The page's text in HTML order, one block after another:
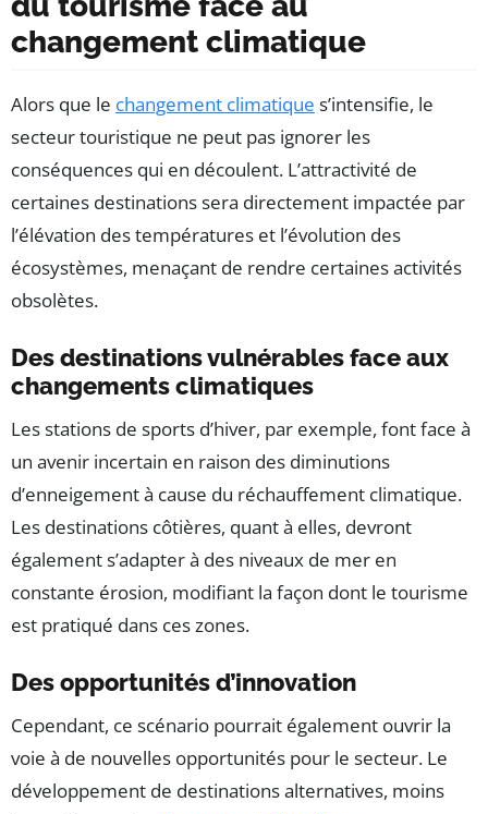
changement climatique
Alors que le changement climatique s’intensifie, le
secteur touristique ne peut pas ignorer les
conséquences qui en découlent. L’attractivité de
certaines destinations sera directement impactée par
l’élévation des températures et l’évolution des
écosystèmes, menaçant de rendre certaines activités
obsolètes.
Des destinations vulnérables face aux
changements climatiques
Les stations de sports d’hiver, par exemple, font face à
un avenir incertain en raison des diminutions
d’enneigement à cause du réchauffement climatique.
Les destinations côtières, quant à elles, devront
également s’adapter à des niveaux de mer en
constante érosion, modifiant la façon dont le tourisme
est pratiqué dans ces zones.
Des opportunités d’innovation
Cependant, ce scénario pourrait également ouvrir la
voie à de nouvelles opportunités pour le secteur. Le
développement de destinations alternatives, moins